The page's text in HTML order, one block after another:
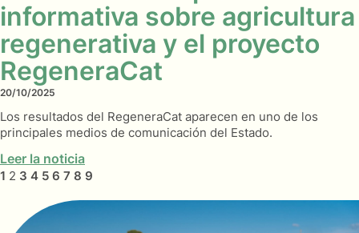
informativa sobre agricultura
regenerativa y el proyecto
RegeneraCat
20/10/2025
Los resultados del RegeneraCat aparecen en uno de los
principales medios de comunicación del Estado.
Leer la noticia
1 2 3 4 5 6 7 8 9